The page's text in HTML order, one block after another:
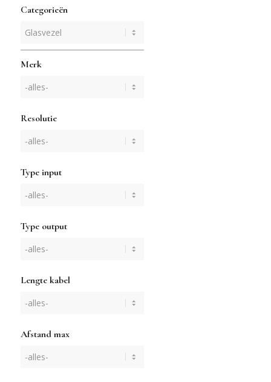
Categorieën
Merk
Resolutie
Type input
Type output
Lengte kabel
Afstand max